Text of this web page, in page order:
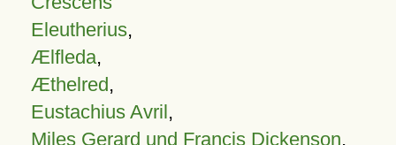
Eleutherius,
Ælfleda,
Æthelred,
Eustachius Avril,
Miles Gerard und Francis Dickenson,